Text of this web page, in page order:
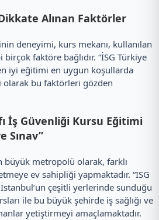
Alınan Faktörler
deneyimi, kurs mekanı, kullanılan
faktöre bağlıdır. “İSG Türkiye
iyi eğitimi en uygun koşullarda
bu faktörleri gözden
İş Güvenliği Kursu Eğitimi
Sınav”
büyük metropolü olarak, farklı
ev sahipliği yapmaktadır. “İSG
İstanbul’un çeşitli yerlerinde sunduğu
ile bu büyük şehirde iş sağlığı ve
yetiştirmeyi amaçlamaktadır.